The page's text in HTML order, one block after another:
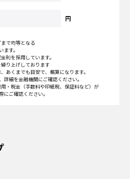
円
で均等となる
す。
利を採用しています。
り上げしております
あくまでも目安で、概算になります。
細を金融機関にご確認ください。
・税金（手数料や印紙税、保証料など）が
にご確認ください。